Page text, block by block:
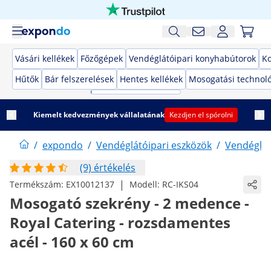
Vásári kellékek Főzőgépek Vendéglátóipari konyhabútorok
Hűtők Bár felszerelések Hentes kellékek Mosogatási
Kiemelt kedvezmények vállalatának Kezdjen el spórolni
/ expondo / Vendéglátóipari eszközök /
(9) értékelés
Termékszám: EX10012137 | Modell: RC-IKS04
Mosogató szekrény - 2 medence -
Royal Catering - rozsdamentes
acél - 160 x 60 cm